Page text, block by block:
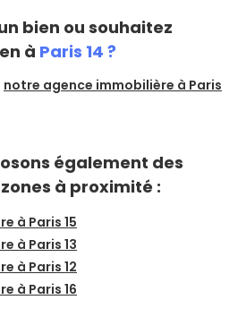
sous 48H) et
bien ou souhaitez
à Paris 14 ?
notre agence immobilière à Paris
également des
à proximité :
à Paris 15
à Paris 13
à Paris 12
à Paris 16